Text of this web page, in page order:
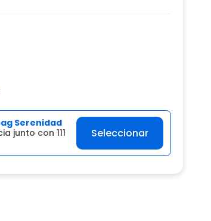
Serenidad
junto con 111
Seleccionar